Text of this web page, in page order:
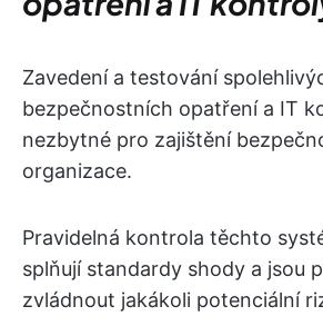
Zavedení a testování
bezpečnostních opatření a IT
nezbytné pro zajištění
organizace.
Pravidelná kontrola těchto
splňují standardy shody a jsou
zvládnout jakákoli potenciální